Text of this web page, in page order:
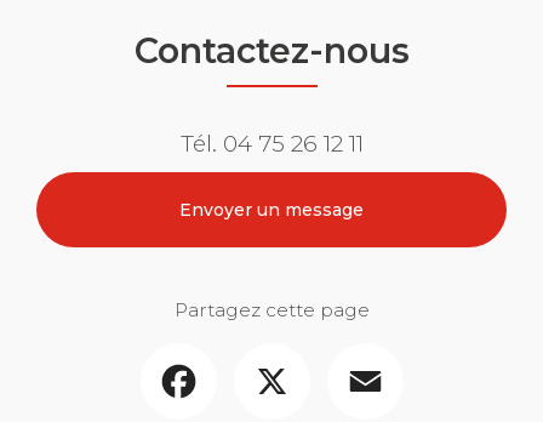
Contactez-nous
Tél. 04 75 26 12 11
Envoyer un message
Partagez cette page